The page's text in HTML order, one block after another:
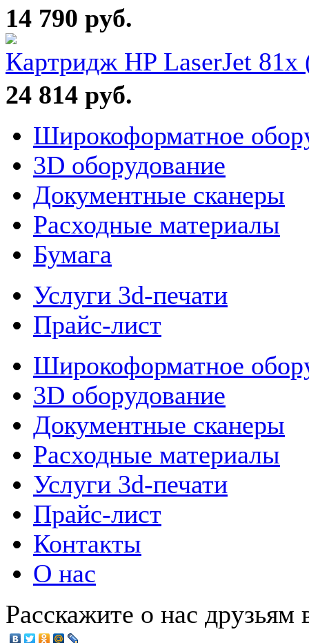
14 790 руб.
Картридж HP LaserJet
24 814 руб.
Широкоформатное
3D оборудование
Документные сканеры
Расходные материалы
Бумага
Услуги 3d-печати
Прайс-лист
Широкоформатное
3D оборудование
Документные сканеры
Расходные материалы
Услуги 3d-печати
Прайс-лист
Контакты
О нас
Расскажите о нас друзьям